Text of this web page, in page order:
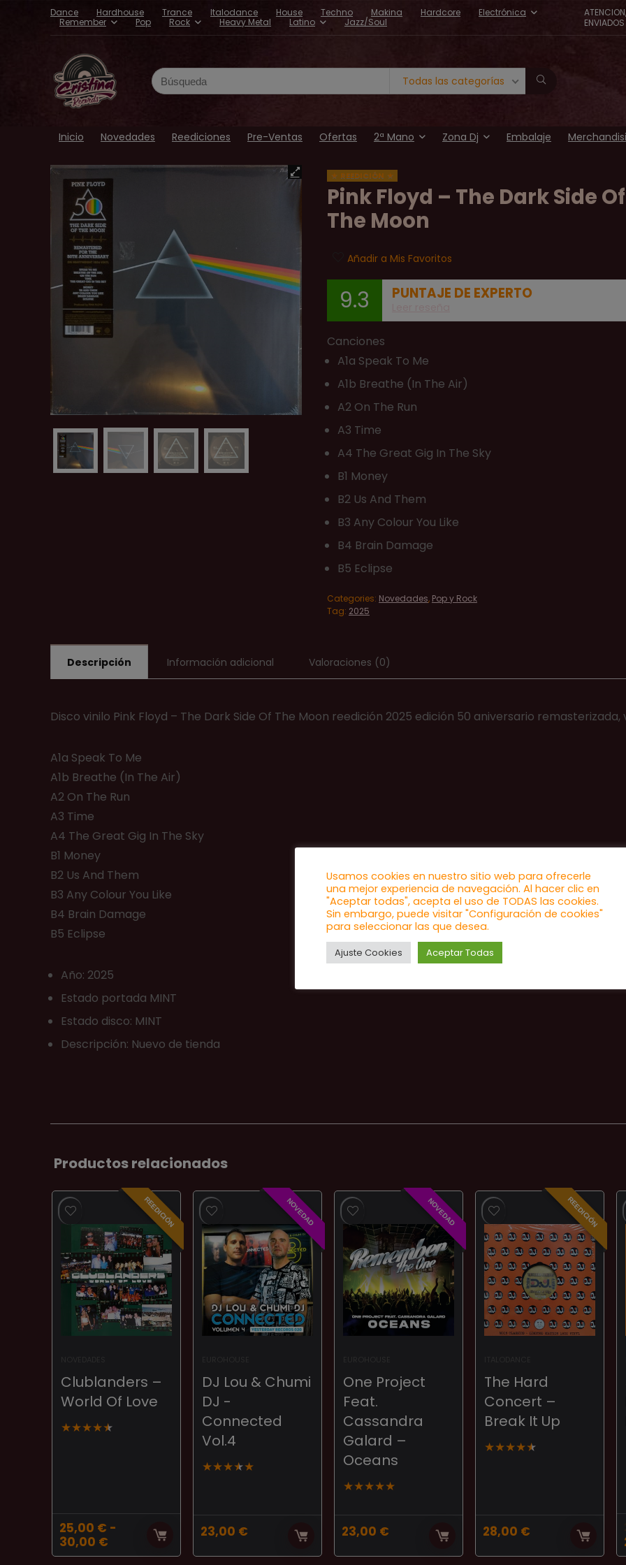
Dance Hardhouse Trance Italodance House Techno Makina Hardcore
Electrónica
Remember
Pop Rock Heavy Metal Latino Jazz/Soul
Search
for:
Todas las categorías
Inicio Novedades Reediciones Pre-Ventas Ofertas 2ª Mano Zona Dj Embalaje
REEDICIÓN
Pink Floyd ‎– The Dark Side Of
The Moon
Añadir a Mis Favoritos
9.3 PUNTAJE DE EXPERTO
Canciones
A1a Speak To Me
A1b Breathe (In The Air)
A2 On The Run
A3 Time
A4 The Great Gig In The Sky
B1 Money
B2 Us And Them
B3 Any Colour You Like
B4 Brain Damage
B5 Eclipse
Categories: Novedades, Pop y Rock
Tag: 2025
Descripción Información adicional Valoraciones (0)
Disco vinilo Pink Floyd ‎– The Dark Side Of The Moon reedición 2025 edición 50 aniversario
A1a Speak To Me
A1b Breathe (In The Air)
A2 On The Run
A3 Time
A4 The Great Gig In The Sky
B1 Money
B2 Us And Them
B3 Any Colour You Like
B4 Brain Damage
B5 Eclipse
Año: 2025
Estado portada MINT
Estado disco: MINT
Descripción: Nuevo de tienda
Productos relacionados
REEDICIÓN
Clublanders ‎–
World Of Love
★★★★★
25,00 € -
30,00 €Rango
de
NOVEDAD
DJ Lou & Chumi
DJ ‎-
Connected
Vol.4
★★★★★
23,00 €
NOVEDAD
One Project
Feat.
Cassandra
Galard –
Oceans
★★★★★
23,00 €
REEDICIÓN
The Hard
Concert –
Break It Up
★★★★★
28,00 €
Usamos cookies en nuestro sitio web para ofrecerle
una mejor experiencia de navegación. Al hacer clic en
"Aceptar todas", acepta el uso de TODAS las cookies.
Sin embargo, puede visitar "Configuración de cookies"
para seleccionar las que desea.
Ajuste Cookies Aceptar Todas